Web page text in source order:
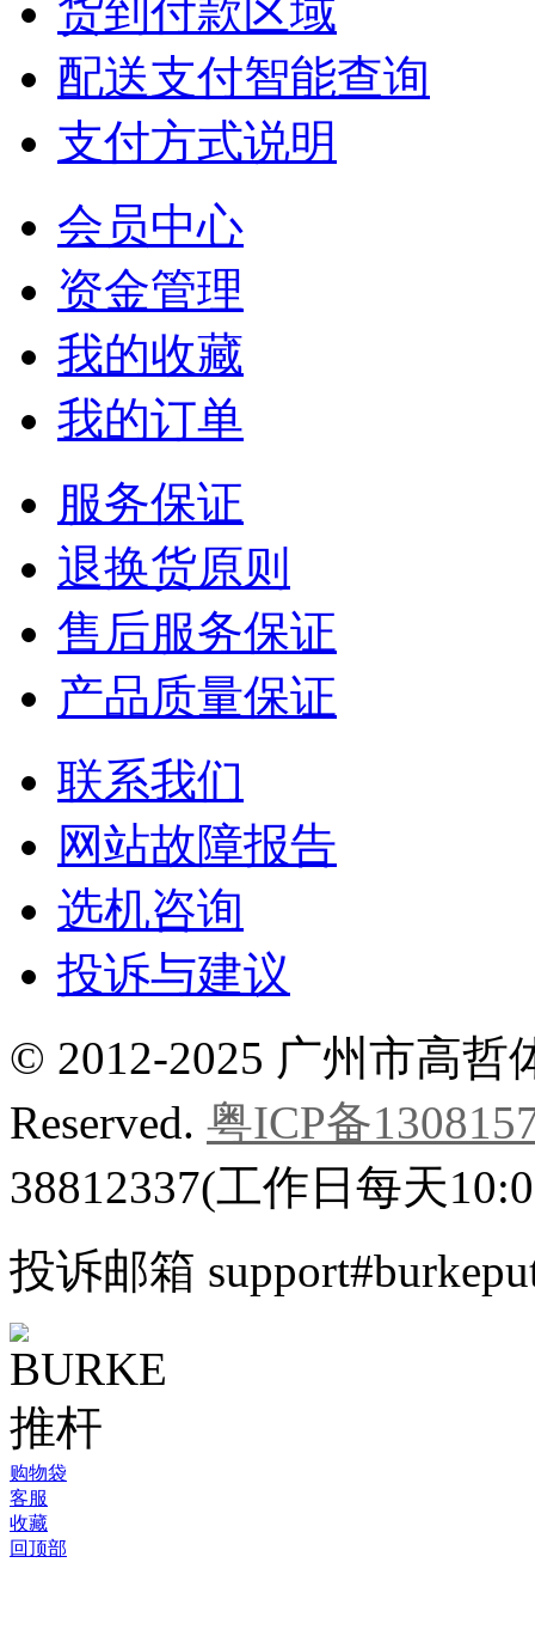
货到付款区域
配送支付智能查询
支付方式说明
会员中心
资金管理
我的收藏
我的订单
服务保证
退换货原则
售后服务保证
产品质量保证
联系我们
网站故障报告
选机咨询
投诉与建议
© 2012-2025 广州市高
Reserved. 粤ICP备
38812337(工作日每天
投诉邮箱
©
2005-
2026
BURKE
官
购物袋
客服
收藏
回顶部